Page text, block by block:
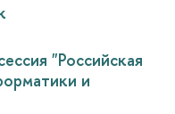
"Российская
и